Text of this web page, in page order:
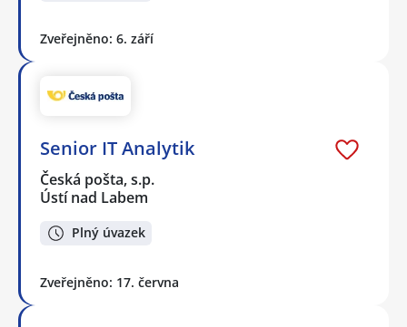
Zveřejněno: 6. září
Senior IT Analytik
Česká pošta, s.p.
Ústí nad Labem
Plný úvazek
Zveřejněno: 17. června